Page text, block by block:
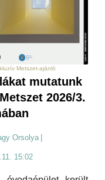
Metszet-ajánló
mutatunk
2026/3.
Orsolya
15:02